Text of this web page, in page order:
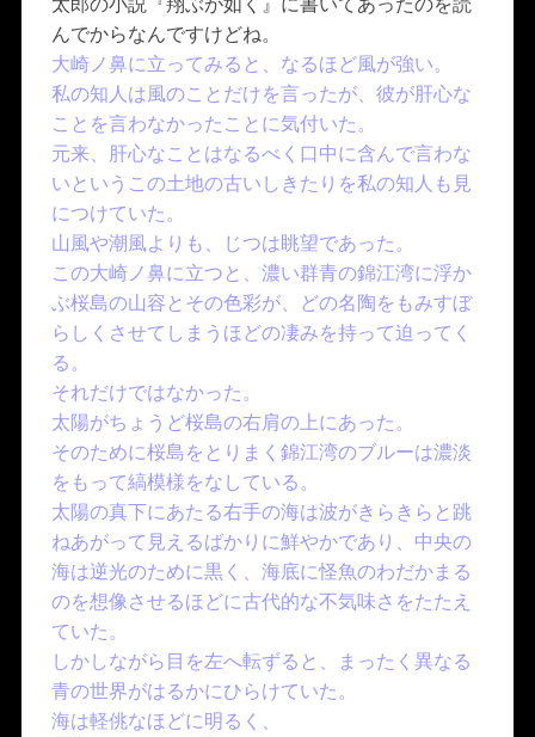
んでからなんですけどね。
大崎ノ鼻に立ってみると、なるほど風が強い。
私の知人は風のことだけを言ったが、彼が肝心な
ことを言わなかったことに気付いた。
元来、肝心なことはなるべく口中に含んで言わな
いというこの土地の古いしきたりを私の知人も見
につけていた。
山風や潮風よりも、じつは眺望であった。
この大崎ノ鼻に立つと、濃い群青の錦江湾に浮か
ぶ桜島の山容とその色彩が、どの名陶をもみすぼ
らしくさせてしまうほどの凄みを持って迫ってく
る。
それだけではなかった。
太陽がちょうど桜島の右肩の上にあった。
そのために桜島をとりまく錦江湾のブルーは濃淡
をもって縞模様をなしている。
太陽の真下にあたる右手の海は波がきらきらと跳
ねあがって見えるばかりに鮮やかであり、中央の
海は逆光のために黒く、海底に怪魚のわだかまる
のを想像させるほどに古代的な不気味さをたたえ
ていた。
しかしながら目を左へ転ずると、まったく異なる
青の世界がはるかにひらけていた。
海は軽佻なほどに明るく、